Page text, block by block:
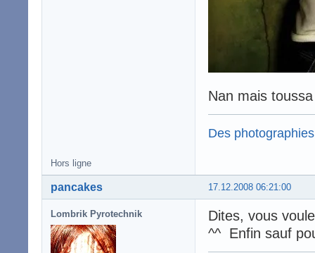
Nan mais
Des
Hors ligne
17.12.2008 06:21:00
pancakes
Lombrik Pyrotechnik
Dites, vous
^^ Enfin sauf